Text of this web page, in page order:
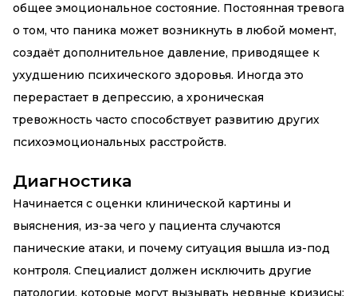
общее эмоциональное состояние. Постоянная тревога
о том, что паника может возникнуть в любой момент,
создаёт дополнительное давление, приводящее к
ухудшению психического здоровья. Иногда это
перерастает в депрессию, а хроническая
тревожность часто способствует развитию других
психоэмоциональных расстройств.
Диагностика
Начинается с оценки клинической картины и
выяснения, из-за чего у пациента случаются
панические атаки, и почему ситуация вышла из-под
контроля. Специалист должен исключить другие
патологии, которые могут вызывать нервные кризисы: